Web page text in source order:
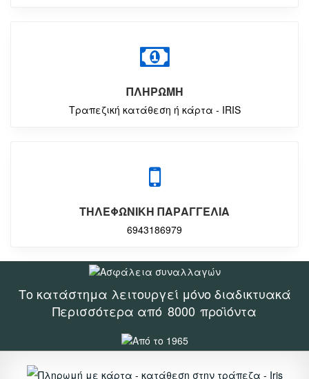
ΠΛΗΡΩΜΗ
Τραπεζική κατάθεση ή κάρτα - IRIS
ΤΗΛΕΦΩΝΙΚΗ ΠΑΡΑΓΓΕΛΙΑ
6943186979
Το κατάστημα λειτουργεί μόνο διαδικτυακά
Περισσότερα από 8000 προϊόντα